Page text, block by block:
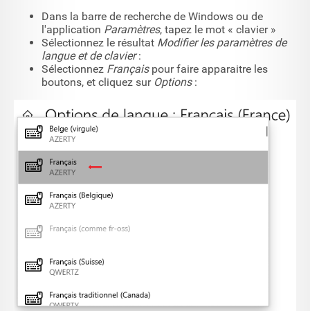
Dans la barre de recherche de Windows ou de
l'application Paramètres, tapez le mot « clavier »
Sélectionnez le résultat Modifier les paramètres de
langue et de clavier:
Sélectionnez Françaispour faire apparaitre les
boutons, et cliquez sur Options: